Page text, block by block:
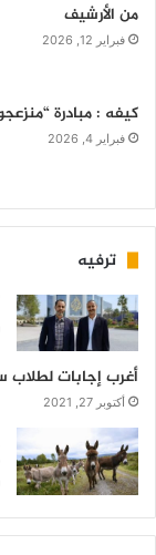
من الأرشيف
فبراير 12, 2026
كيفه : مبادرة
فبراير 4, 2026
ترفيه
أغرب إجابات لطلاب
أكتوبر 27, 2021